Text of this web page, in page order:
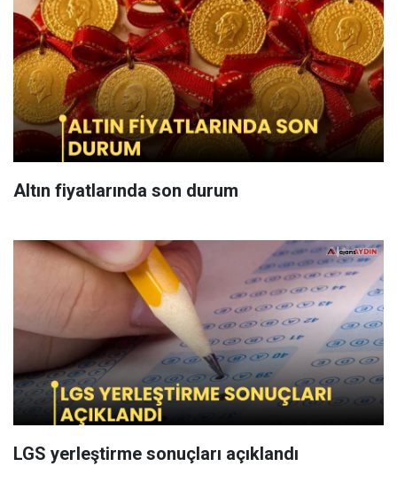
Altın fiyatlarında son durum
LGS yerleştirme sonuçları açıklandı